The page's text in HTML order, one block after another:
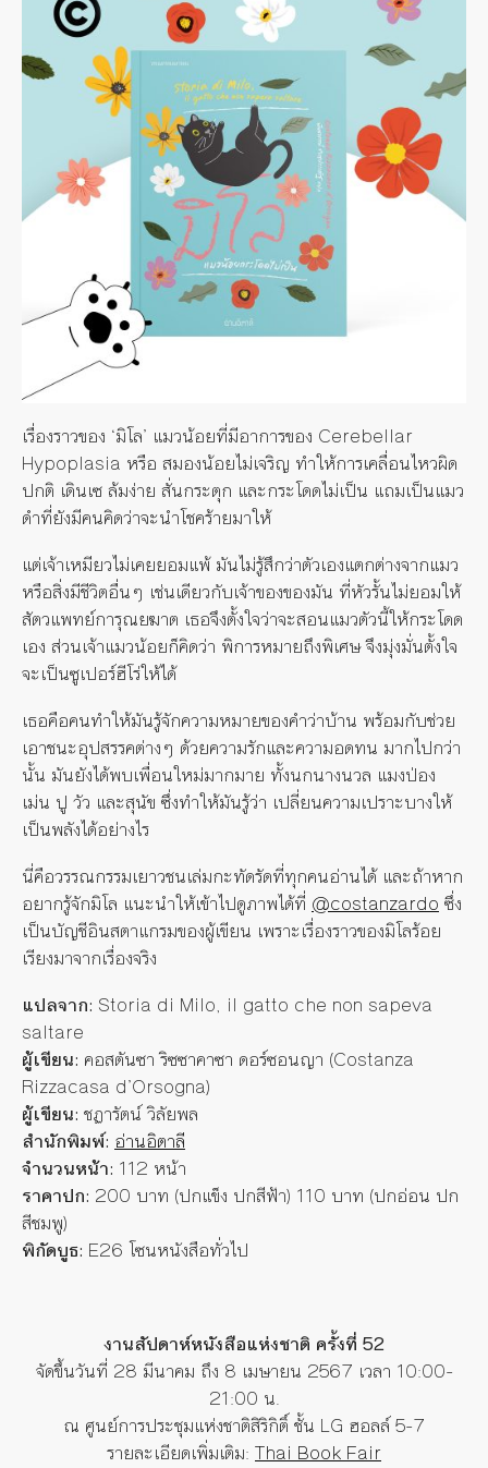
เรื่องราวของ ‘มิโล’ แมวน้อยที่มีอาการของ​ Cerebellar
Hypoplasia หรือ สมองน้อยไม่เจริญ ทำให้การเคลื่อนไหวผิด
ปกติ​ เดินเซ​ ล้มง่าย สั่นกระตุก และกระโดดไม่เป็น​ แถมเป็นแมว
ดำที่ยังมีคนคิดว่าจะนำโชคร้ายมาให้
แต่เจ้าเหมียวไม่เคยยอมแพ้​ มันไม่รู้สึกว่าตัวเองแตกต่างจากแมว
หรือสิ่งมีชีวิตอื่นๆ เช่นเดียวกับเจ้าของของมัน ที่หัวรั้นไม่ยอมให้
สัตวแพทย์การุณยฆาต เธอจึงตั้งใจว่าจะสอนแมวตัวนี้ให้กระโดด
เอง ส่วนเจ้าแมวน้อยก็คิดว่า พิการหมายถึงพิเศษ จึงมุ่งมั่นตั้งใจ
จะเป็นซูเปอร์ฮีโร่ให้ได้
เธอคือคนทำให้มันรู้จักความหมายของคำว่าบ้าน พร้อมกับช่วย
เอาชนะอุปสรรคต่างๆ ด้วยความรักและความอดทน มากไปกว่า
นั้น มันยังได้พบเพื่อนใหม่มากมาย ทั้งนกนางนวล แมงป่อง
เม่น ปู วัว และสุนัข ซึ่งทำให้มันรู้ว่า เปลี่ยนความเปราะบางให้
เป็นพลังได้อย่างไร
นี่คือวรรณกรรมเยาวชนเล่มกะทัดรัดที่ทุกคนอ่านได้ และถ้าหาก
อยากรู้จักมิโล แนะนำให้เข้าไปดูภาพได้ที่ @costanzardo ซึ่ง
เป็นบัญชีอินสตาแกรมของผู้เขียน เพราะเรื่องราวของมิโลร้อย
เรียงมาจากเรื่องจริง
แปลจาก: Storia di Milo, il gatto che non sapeva
saltare
ผู้เขียน: คอสตันซา ริซซาคาซา ดอร์ซอนญา (Costanza
Rizzacasa d’Orsogna)
ผู้เขียน: ชฏารัตน์ วิลัยพล
สำนักพิมพ์: อ่านอิตาลี
จำนวนหน้า: 112 หน้า
ราคาปก: 200 บาท (ปกแข็ง ปกสีฟ้า) 110 บาท (ปกอ่อน ปก
สีชมพู)
พิกัดบูธ: E26 โซนหนังสือทั่วไป
งานสัปดาห์หนังสือแห่งชาติ ครั้งที่ 52
จัดขึ้นวันที่ 28 มีนาคม ถึง 8 เมษายน 2567 เวลา 10:00-
21:00 น.
ณ ศูนย์การประชุมแห่งชาติสิริกิติ์ ชั้น LG ฮอลล์ 5-7
รายละเอียดเพิ่มเติม: Thai Book Fair